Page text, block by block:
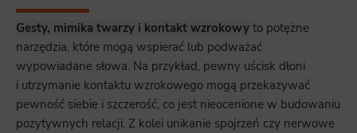
Gesty, mimika twarzy i kontakt wzrokowy to potężne
narzędzia, które mogą wspierać lub podważać
wypowiadane słowa. Na przykład, pewny uścisk dłoni
i utrzymanie kontaktu wzrokowego mogą przekazywać
pewność siebie i szczerość, co jest nieocenione w budowaniu
pozytywnych relacji. Z kolei unikanie spojrzeń czy nerwowe